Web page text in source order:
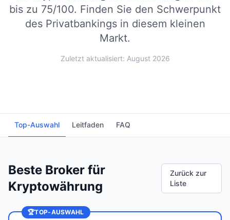
bis zu 75/100. Finden Sie den Schwerpunkt
des Privatbankings in diesem kleinen
Markt.
Zuletzt aktualisiert: August 2026
Top-Auswahl Leitfaden FAQ
Beste Broker für
Kryptowährung
Zurück zur
Liste
🏆TOP-AUSWAHL